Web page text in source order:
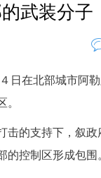
武装分子
评
在北部城市阿勒
。
的支持下，叙政
控制区形成包围